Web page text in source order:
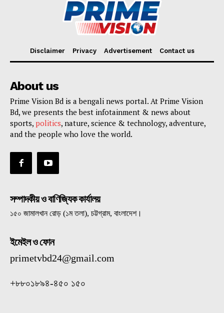
Disclaimer Privacy Advertisement Contact us
About us
Prime Vision Bd is a bengali news portal. At Prime Vision
Bd, we presents the best infotainment & news about
sports, politics, nature, science & technology, adventure,
and the people who love the world.
সম্পাদকীয় ও বাণিজ্যিক কার্যালয়
১৫০ জামালখান রোড় (১ম তলা), চট্টগ্রাম, বাংলাদেশ।
ইমেইল ও ফোন
primetvbd24@gmail.com
+৮৮০১৮৯৪-৪৫০ ১৫০